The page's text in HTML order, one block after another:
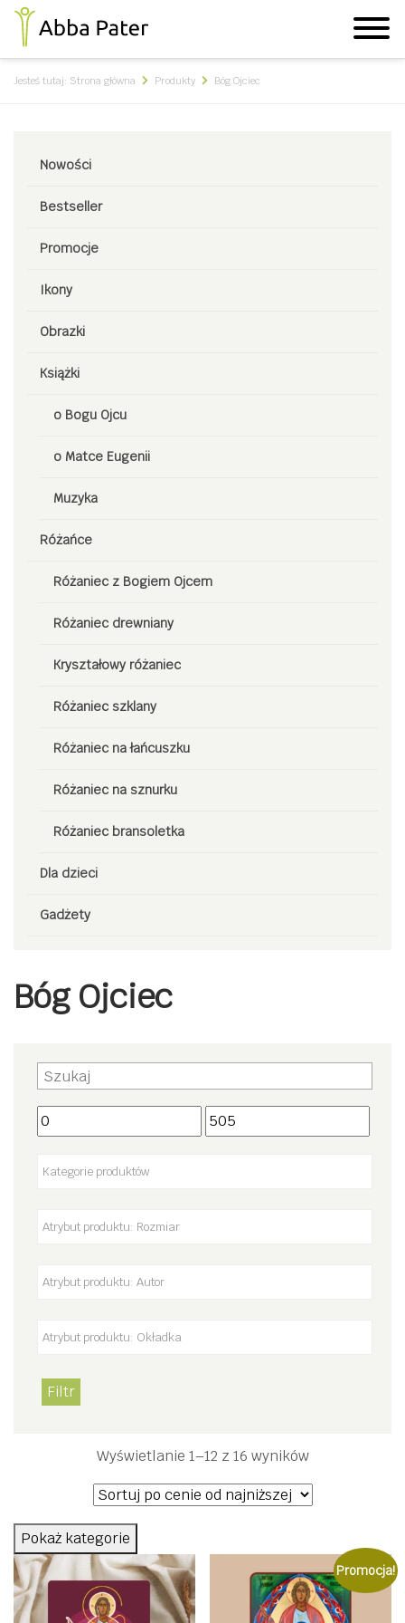
Jesteś tutaj: Strona główna Produkty Bóg Ojciec
Nowości
Bestseller
Promocje
Ikony
Obrazki
Książki
o Bogu Ojcu
o Matce Eugenii
Muzyka
Różańce
Różaniec z Bogiem Ojcem
Różaniec drewniany
Kryształowy różaniec
Różaniec szklany
Różaniec na łańcuszku
Różaniec na sznurku
Różaniec bransoletka
Dla dzieci
Gadżety
Bóg Ojciec
Filtr
Wyświetlanie 1–12 z 16 wynikówPosortowane
według
ceny:
niskiej
do
wysokiej
Pokaż kategorie
Promocja!